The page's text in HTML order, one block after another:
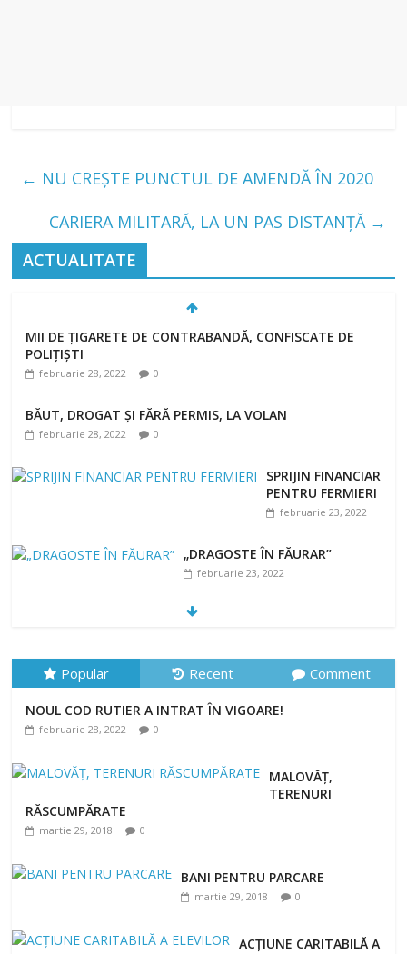
← NU CREȘTE PUNCTUL DE AMENDĂ ÎN 2020
CARIERA MILITARĂ, LA UN PAS DISTANȚĂ →
ACTUALITATE
MII DE ȚIGARETE DE CONTRABANDĂ, CONFISCATE DE
POLIȚIȘTI
februarie 28, 2022 0
BĂUT, DROGAT ȘI FĂRĂ PERMIS, LA VOLAN
februarie 28, 2022 0
SPRIJIN FINANCIAR
PENTRU FERMIERI
februarie 23, 2022
„DRAGOSTE ÎN FĂURAR”
februarie 23, 2022
NOUL COD RUTIER A INTRAT ÎN VIGOARE!
Popular Recent Comment
NOUL COD RUTIER A INTRAT ÎN VIGOARE!
februarie 28, 2022 0
MALOVĂȚ,
TERENURI
RĂSCUMPĂRATE
martie 29, 2018 0
BANI PENTRU PARCARE
martie 29, 2018 0
ACȚIUNE CARITABILĂ A